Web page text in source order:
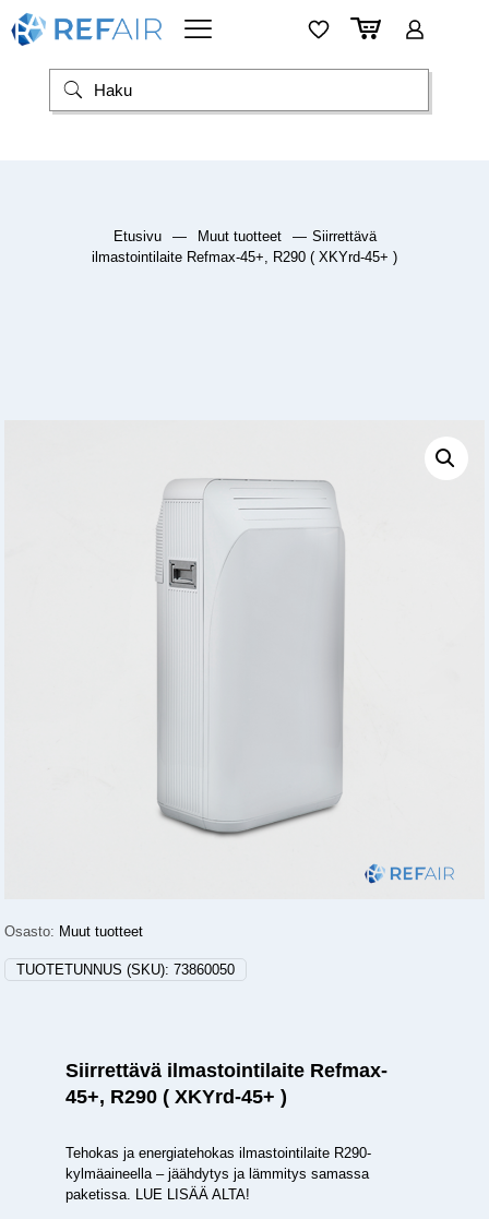
Etusivu — Muut tuotteet — Siirrettävä
ilmastointilaite Refmax-45+, R290 ( XKYrd-45+ )
Osasto: Muut tuotteet
TUOTETUNNUS (SKU):73860050
Siirrettävä ilmastointilaite Refmax-
45+, R290 ( XKYrd-45+ )
Tehokas ja energiatehokas ilmastointilaite R290-
kylmäaineella – jäähdytys ja lämmitys samassa
paketissa. LUE LISÄÄ ALTA!